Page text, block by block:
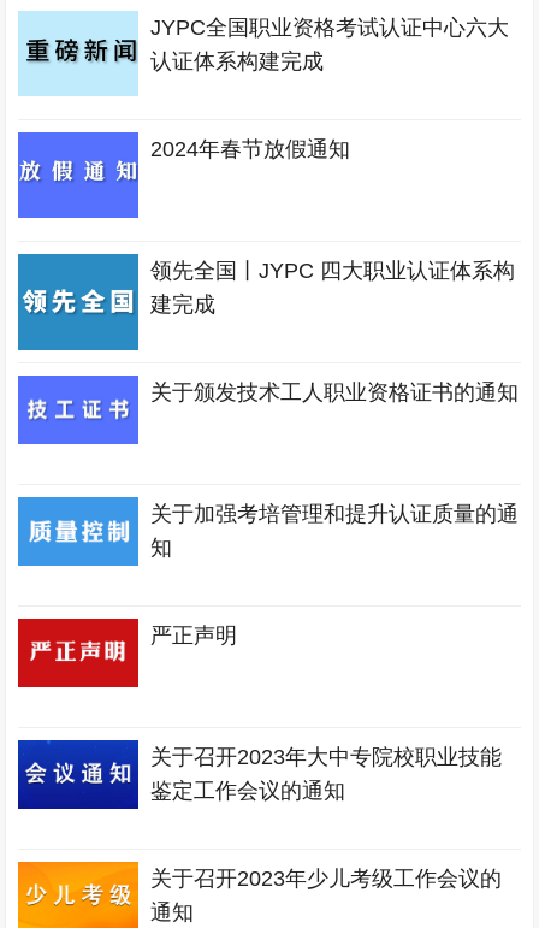
JYPC全国职业资格考试认证中心六大
认证体系构建完成
2024年春节放假通知
领先全国丨JYPC 四大职业认证体系构
建完成
关于颁发技术工人职业资格证书的通知
关于加强考培管理和提升认证质量的通
知
严正声明
关于召开2023年大中专院校职业技能
鉴定工作会议的通知
关于召开2023年少儿考级工作会议的
通知